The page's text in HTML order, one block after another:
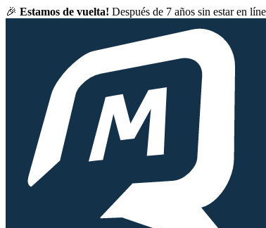
🎉 Estamos de vuelta! Después de 7 años sin estar en